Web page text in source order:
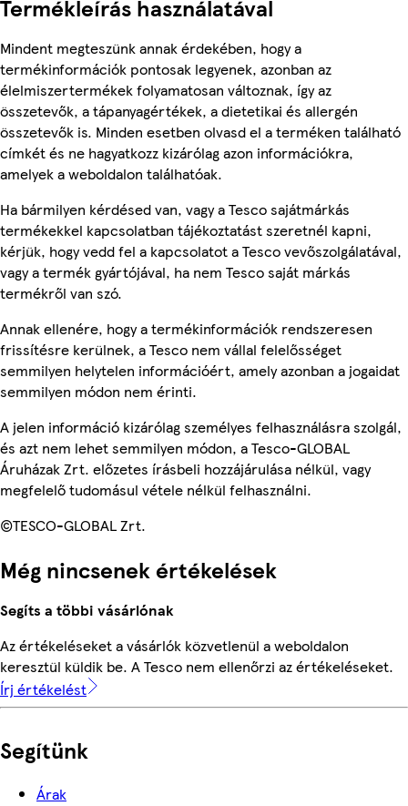
Termékleírás használatával
Mindent megteszünk annak érdekében, hogy a
termékinformációk pontosak legyenek, azonban az
élelmiszertermékek folyamatosan változnak, így az
összetevők, a tápanyagértékek, a dietetikai és allergén
összetevők is. Minden esetben olvasd el a terméken található
címkét és ne hagyatkozz kizárólag azon információkra,
amelyek a weboldalon találhatóak.
Ha bármilyen kérdésed van, vagy a Tesco sajátmárkás
termékekkel kapcsolatban tájékoztatást szeretnél kapni,
kérjük, hogy vedd fel a kapcsolatot a Tesco vevőszolgálatával,
vagy a termék gyártójával, ha nem Tesco saját márkás
termékről van szó.
Annak ellenére, hogy a termékinformációk rendszeresen
frissítésre kerülnek, a Tesco nem vállal felelősséget
semmilyen helytelen információért, amely azonban a jogaidat
semmilyen módon nem érinti.
A jelen információ kizárólag személyes felhasználásra szolgál,
és azt nem lehet semmilyen módon, a Tesco-GLOBAL
Áruházak Zrt. előzetes írásbeli hozzájárulása nélkül, vagy
megfelelő tudomásul vétele nélkül felhasználni.
©TESCO-GLOBAL Zrt.
Még nincsenek értékelések
Segíts a többi vásárlónak
Az értékeléseket a vásárlók közvetlenül a weboldalon
keresztül küldik be. A Tesco nem ellenőrzi az értékeléseket.
Írj értékelést
Segítünk
Árak